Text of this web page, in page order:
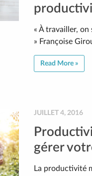
« À travailler, on
» Françoise
Read More »
JUILLET 4, 2016
gérer
La productivité